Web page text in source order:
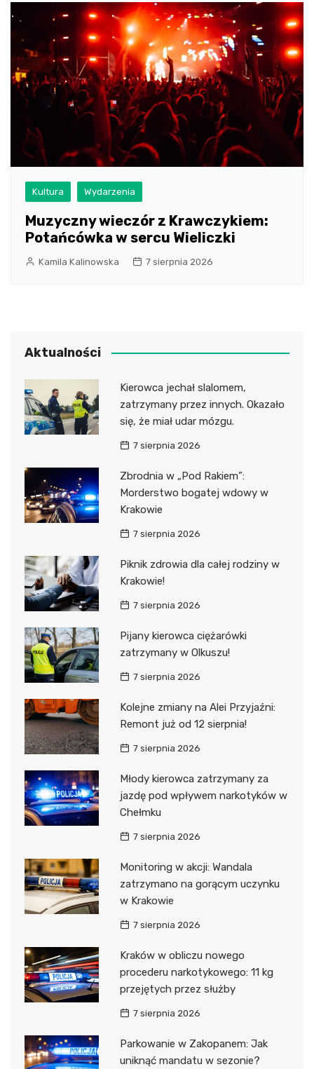
Kultura Wydarzenia
Muzyczny wieczór z Krawczykiem:
Potańcówka w sercu Wieliczki
Kamila Kalinowska 7 sierpnia 2026
Aktualności
Kierowca jechał slalomem,
zatrzymany przez innych. Okazało
się, że miał udar mózgu.
7 sierpnia 2026
Zbrodnia w „Pod Rakiem”:
Morderstwo bogatej wdowy w
Krakowie
7 sierpnia 2026
Piknik zdrowia dla całej rodziny w
Krakowie!
7 sierpnia 2026
Pijany kierowca ciężarówki
zatrzymany w Olkuszu!
7 sierpnia 2026
Kolejne zmiany na Alei Przyjaźni:
Remont już od 12 sierpnia!
7 sierpnia 2026
Młody kierowca zatrzymany za
jazdę pod wpływem narkotyków w
Chełmku
7 sierpnia 2026
Monitoring w akcji: Wandala
zatrzymano na gorącym uczynku
w Krakowie
7 sierpnia 2026
Kraków w obliczu nowego
procederu narkotykowego: 11 kg
przejętych przez służby
7 sierpnia 2026
Parkowanie w Zakopanem: Jak
uniknąć mandatu w sezonie?